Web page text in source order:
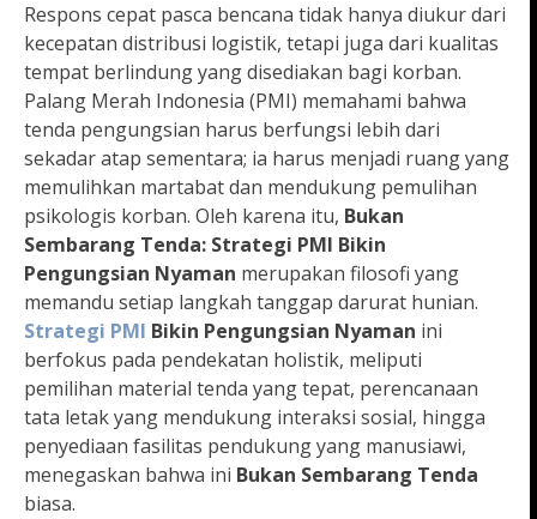
Respons cepat pasca bencana tidak hanya diukur dari
kecepatan distribusi logistik, tetapi juga dari kualitas
tempat berlindung yang disediakan bagi korban.
Palang Merah Indonesia (PMI) memahami bahwa
tenda pengungsian harus berfungsi lebih dari
sekadar atap sementara; ia harus menjadi ruang yang
memulihkan martabat dan mendukung pemulihan
psikologis korban. Oleh karena itu, Bukan
Sembarang Tenda: Strategi PMI Bikin
Pengungsian Nyaman merupakan filosofi yang
memandu setiap langkah tanggap darurat hunian.
Strategi PMI Bikin Pengungsian Nyaman ini
berfokus pada pendekatan holistik, meliputi
pemilihan material tenda yang tepat, perencanaan
tata letak yang mendukung interaksi sosial, hingga
penyediaan fasilitas pendukung yang manusiawi,
menegaskan bahwa ini Bukan Sembarang Tenda
biasa.